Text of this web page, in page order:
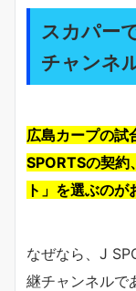
スカパー
チャンネ
広島カープの試
SPORTSの契約
ト」を選ぶのが
なぜなら、J
継チャンネルで